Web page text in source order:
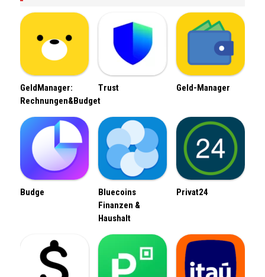
GeldManager:
Rechnungen&Budget
Trust Geld-Manager
Budge
Bluecoins
Finanzen &
Haushalt
Privat24